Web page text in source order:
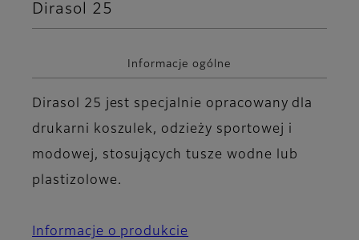
Dirasol 25
Informacje ogólne
Dirasol 25 jest specjalnie opracowany dla
drukarni koszulek, odzieży sportowej i
modowej, stosujących tusze wodne lub
plastizolowe.
Informacje o produkcie